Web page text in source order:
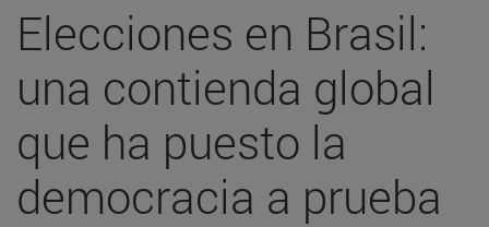
Elecciones en Brasil:
una contienda global
que ha puesto la
democracia a prueba